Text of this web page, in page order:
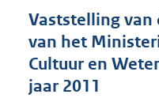
Vaststelling
van het
Cultuur en
jaar 2011